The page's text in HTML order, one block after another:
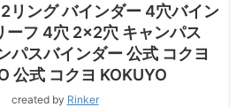
リング バインダー 4穴バイン
ーフ 4穴 2×2穴 キャンパス
パスバインダー 公式 コクヨ
公式 コクヨ KOKUYO
created by Rinker